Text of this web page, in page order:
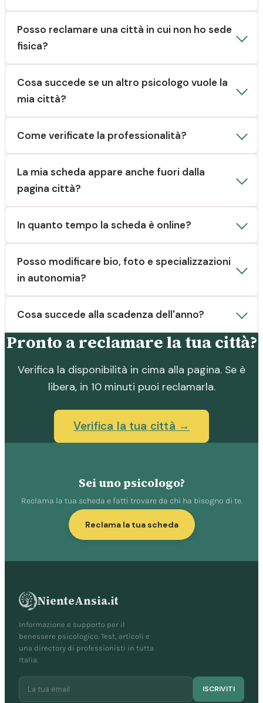
Posso reclamare una città in cui non ho sede
fisica?
Cosa succede se un altro psicologo vuole la
mia città?
Come verificate la professionalità?
La mia scheda appare anche fuori dalla
pagina città?
In quanto tempo la scheda è online?
Posso modificare bio, foto e specializzazioni
in autonomia?
Cosa succede alla scadenza dell'anno?
Pronto a reclamare la tua città?
Verifica la disponibilità in cima alla pagina. Se è
libera, in 10 minuti puoi reclamarla.
Verifica la tua città →
Sei uno psicologo?
Reclama la tua scheda e fatti trovare da chi ha bisogno di te.
Reclama la tua scheda
NienteAnsia.it
Informazione e supporto per il
benessere psicologico. Test, articoli e
una directory di professionisti in tutta
Italia.
ISCRIVITI